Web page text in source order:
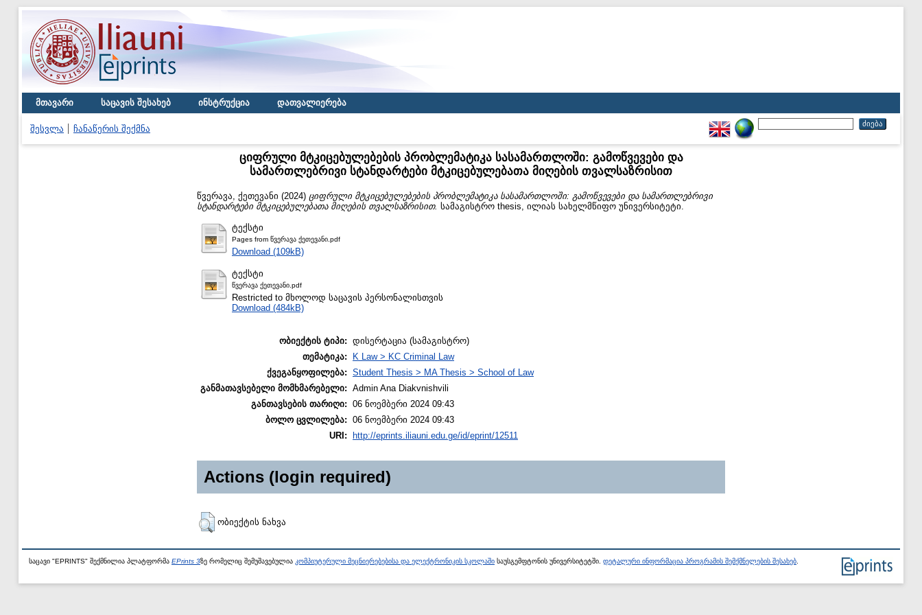
მთავარი საცავის შესახებ ინსტრუქცია დათვალიერება
შესვლა ჩანაწერის შექმნა
ციფრული მტკიცებულებების პრობლემატიკა სასამართლოში: გამოწვევები და
სამართლებრივი სტანდარტები მტკიცებულებათა მიღების თვალსაზრისით
წვერავა, ქეთევანი (2024) ციფრული მტკიცებულებების პრობლემატიკა სასამართლოში: გამოწვევები და სამართლებრივი
სტანდარტები მტკიცებულებათა მიღების თვალსაზრისით. სამაგისტრო thesis, ილიას სახელმწიფო უნივერსიტეტი.
ტექსტი
Pages from წვერავა ქეთევანი.pdf
Download (109kB)
ტექსტი
წვერავა ქეთევანი.pdf
Restricted to მხოლოდ საცავის პერსონალისთვის
Download (484kB)
ობიექტის ტიპი: დისერტაცია (სამაგისტრო)
თემატიკა:
K Law > KC Criminal Law
ქვეგანყოფილება: Student Thesis > MA Thesis > School of Law
განმათავსებელი მომხმარებელი: Admin Ana Diakvnishvili
განთავსების თარიღი: 06 ნოემბერი 2024 09:43
ბოლო ცვლილება: 06 ნოემბერი 2024 09:43
URI:
http://eprints.iliauni.edu.ge/id/eprint/12511
Actions (login required)
ობიექტის ნახვა
საცავი "EPRINTS" შექმნილია პლატფორმა EPrints 3ზე რომელიც შემუშავებულია კომპიუტერული მეცნიერებებისა და ელექტრონიკის სკოლაში საუსგემფტონის უნივერსიტეტში. დეტალური ინფორმაცია პროგრამის შემქმნელების შესახებ.